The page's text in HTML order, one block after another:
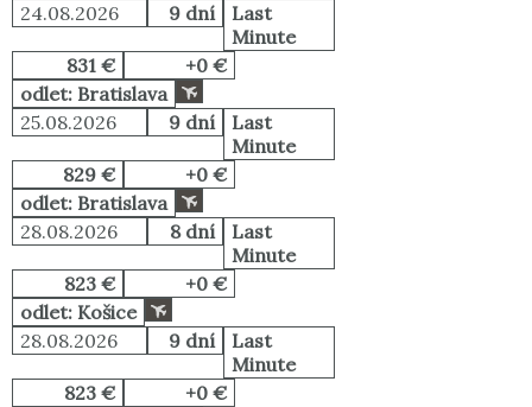
24.08.2026
9 dní
Last
Minute
831 €
+0 €
odlet: Bratislava
25.08.2026
9 dní
Last
Minute
829 €
+0 €
odlet: Bratislava
28.08.2026
8 dní
Last
Minute
823 €
+0 €
odlet: Košice
28.08.2026
9 dní
Last
Minute
823 €
+0 €